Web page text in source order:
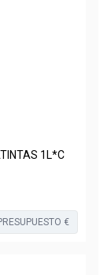
1L*C
€